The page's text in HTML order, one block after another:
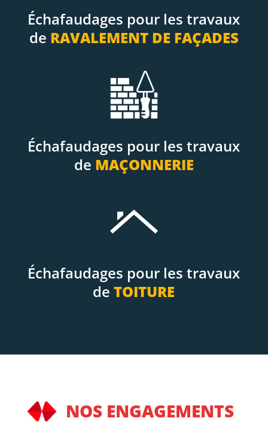
Échafaudages pour les travaux
de RAVALEMENT DE FAÇADES
Échafaudages pour les travaux
de MAÇONNERIE
Échafaudages pour les travaux
deTOITURE
NOS ENGAGEMENTS